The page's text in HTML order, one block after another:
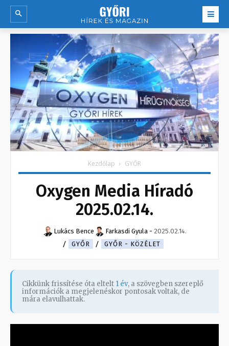
Kezdőlap GYŐR
Oxygen Media Híradó
2025.02.14.
Lukács Bence Farkasdi Gyula - 2025.02.14.
GYŐR
GYŐR - KÖZÉLET
Cikkünk frissítése óta eltelt 1 év, a szövegben szereplő
információk a megjelenéskor pontosak voltak, de
mára elavulhattak.